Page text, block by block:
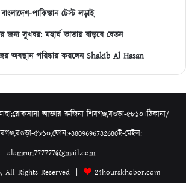
পাকিস্তান টেস্ট লড়াই
জন্য সুখবর: মহার্ঘ ভাতায় বাড়বে বেতন
অবস্থান পরিষ্কার করলেন Shakib Al Hasan
আক্তার রুজিনা শিবগঞ্জ,বগুড়া-৫৮১০।ঠিকানা/
৫৮১০,ফোন:+8809696782680ই-মেইল:
alamran777777@gmail.com
All Rights Reserved |
24hourskhobor.com